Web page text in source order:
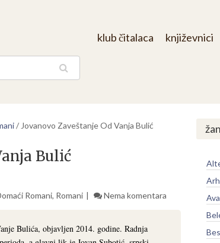
klub čitalaca književnici
/ Jovanovo Zaveštanje Od Vanja Bulić
Bulić
Romani, Romani Nema komentara
Bulića, objavljen 2014. godine. Radnja